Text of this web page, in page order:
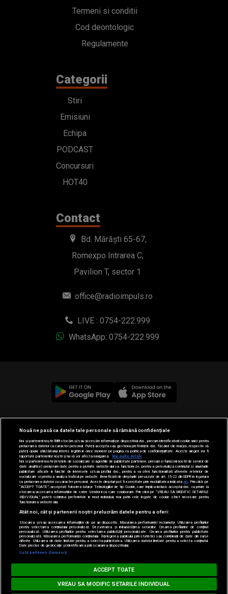
Termeni si conditii
Cod deontologic
Regulamente
Categorii
Stiri
Emisiuni
Echipa
PODCAST
Concursuri
HOT40
Contact
Bd. Mărăști 65-67,
Romexpo Intrarea C,
Pavilion T, sector 1
office@radioimpuls.ro
LIVE : 0754-222.999
WhatsApp: 0754-222.999
© 2019-2026 DOGAN MEDIA INTERNATIONAL SA, Toate
drepturile rezervate.
Loading... MUSIC NON STOP
RUS & HOLY MOLLY - Atatea InimiFLORIAN RUS & HOLY MOLLY -
Nouă ne pasă ca datele tale personale să rămână confidențiale
Noi și partenerii noștri589stocăm și/sau accesăm informații pe dispozitivul dvs., precum identificatorii cookie unici pentru
prelucrarea datelor cu caracter personal. Puteți accepta sau gestiona preferințele dvs. făcând clic mai jos, respectiv vă
puteți opune utilizării unui interes legitim în orice moment pe pagina cu politica de confidențialitate. Aceste alegeri vor fi
raportate partenerilor noștri și nu vă vor afecta navigarea.
Mai multe detalii
Noi si partenerii nostri (retelele de socializare si agentiile de publicitate partenere, precum si furnizorii nostri de servicii de
date analitice) prelucram date pentru a permite website-ului sa functioneze, pentru a personaliza continutul si anunturile
publicitare afisate in functie de interesele si/sau profilul dvs., pentru a va oferi functionalitati aferente retelelor de
socializare si pentru a analiza traficul pe website. Beneficiati de drepturile prevazute de art. 15-22 din GDPR in legatura
cu prelucrarea datelor cu caracter personal. Aceste drepturi pot fi exercitate prin modalitatea indicataaici . Prin click pe
“ACCEPT TOATE”, acceptati folosirea tuturor Tehnologiilor de tip Cookie, care implica inclusiv acceptul dvs. cu privire la
stocarea/accesarea informatiilor de catre Vendor-ii cu care colaboram. Prin click pe “VREAU SA MODIFIC SETARILE
INDIVIDUAL” puteti schimba preferintele in mod individual, mai putin cele legate de cookie strict necesare pentru
functionarea website-ului.
Atât noi, cât și partenerii noștri prelucrăm datele pentru a oferi:
Stocarea și/sau accesarea informațiilor de pe un dispozitiv. Măsurarea performanței reclamelor. Utilizarea profilurilor
pentru selectarea conținutului personalizat. Dezvoltarea și îmbunătățirea serviciilor. Crearea profilurilor de conținut
personalizat. Utilizarea profilurilor pentru selectarea publicității personalizate. Crearea profilurilor pentru publicitate
personalizată. Măsurarea performanței conținutului. Înțelegerea publicului prin statistici sau combinații de date din surse
diferite. Utilizarea de date limitate pentru a selecta publicitatea. Utilizarea datelor limitate pentru a selecta conținutul.
Date precise de geolocație și identificarea prin scanarea dispozitivului.
Listă parteneri (furnizori)
ACCEPT TOATE
VREAU SA MODIFIC SETARILE INDIVIDUAL